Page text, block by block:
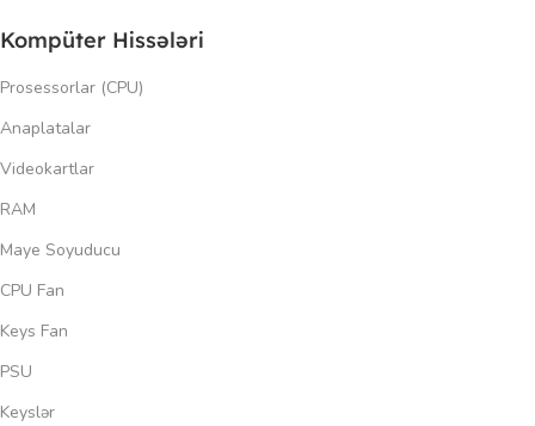
Kompüter Hissələri
Prosessorlar (CPU)
Anaplatalar
Videokartlar
RAM
Maye Soyuducu
CPU Fan
Keys Fan
PSU
Keyslər